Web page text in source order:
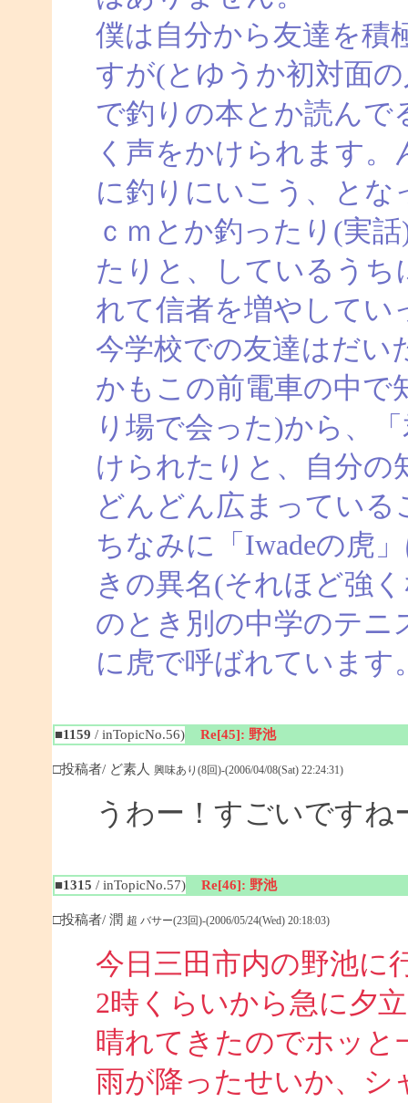
僕は自分から友達を積
すが(とゆうか初対面
で釣りの本とか読んで
く声をかけられます
に釣りにいこう、とな
ｃｍとか釣ったり(実
たりと、しているう
れて信者を増やしてい
今学校での友達はだい
かもこの前電車の中で
り場で会った)から、
けられたりと、自分の
どんどん広まってい
ちなみに「Iwadeの虎
きの異名(それほど強
のとき別の中学のテニ
に虎で呼ばれています
■1159 / inTopicNo.56) Re[45]: 野池
□投稿者/ ど素人 興味あり(8回)-(2006/04/08(Sat) 22:24:31)
うわー！すごいですね
■1315 / inTopicNo.57) Re[46]: 野池
□投稿者/ 潤 超 バサー(23回)-(2006/05/24(Wed) 20:18:03)
今日三田市内の野池に
2時くらいから急に夕
晴れてきたのでホッと
雨が降ったせいか、シ